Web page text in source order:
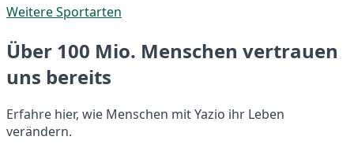
Weitere Sportarten
Über 100 Mio. Menschen vertrauen
uns bereits
Erfahre hier, wie Menschen mit Yazio ihr Leben
verändern.